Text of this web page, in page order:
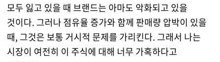
모두 잃고 있을 때 브랜드는 아마도 악화되고 있을
것이다. 그러나 점유율 증가와 함께 판매량 압박이 있을
때, 그것은 보통 거시적 문제를 가리킨다. 그래서 나는
시장이 여전히 이 주식에 대해 너무 가혹하다고